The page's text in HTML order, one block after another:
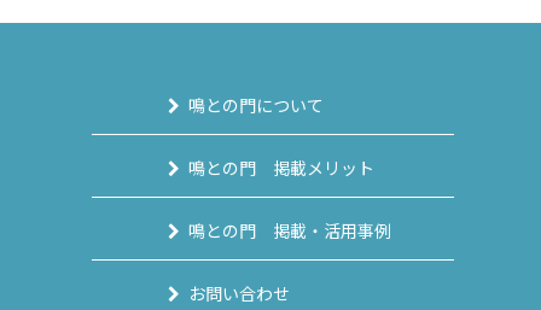
鳴との門について
鳴との門 掲載メリット
鳴との門 掲載・活用事例
お問い合わせ